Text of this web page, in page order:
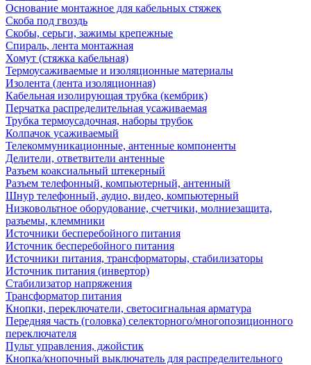
Основание монтажное для кабельных стяжек
Скоба под гвоздь
Скобы, серьги, зажимы крепежные
Спираль, лента монтажная
Хомут (стяжка кабельная)
Термоусаживаемые и изоляционные материалы
Изолента (лента изоляционная)
Кабельная изолирующая трубка (кембрик)
Перчатка распределительная усаживаемая
Трубка термоусадочная, наборы трубок
Колпачок усаживаемый
Телекоммуникационные, антенные компоненты
Делители, ответвители антенные
Разъем коаксиальный штекерный
Разъем телефонный, компьютерный, антенный
Шнур телефонный, аудио, видео, компьютерный
Низковольтное оборудование, счетчики, молниезащита,
разъемы, клеммники
Источники бесперебойного питания
Источник бесперебойного питания
Источники питания, трансформаторы, стабилизаторы
Источник питания (инвертор)
Стабилизатор напряжения
Трансформатор питания
Кнопки, переключатели, светосигнальная арматура
Передняя часть (головка) селекторного/многопозиционного
переключателя
Пульт управления, джойстик
Кнопка/кнопочный выключатель для распределительного